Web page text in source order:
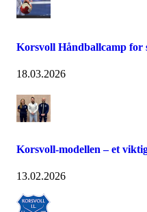
Korsvoll Håndballcamp for
18.03.2026
Korsvoll-modellen – et
13.02.2026